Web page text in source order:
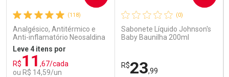
(118)
Analgésico, Antitérmico e
Anti-inflamatório Neosaldina
30mg + 300mg + 30mg 10
Drágeas
Leve 4 itens por
R$11 ,67/cada
ou R$ 14,59/un
(0)
Sabonete Líquido Johnson's
Baby Baunilha 200ml
R$23,99